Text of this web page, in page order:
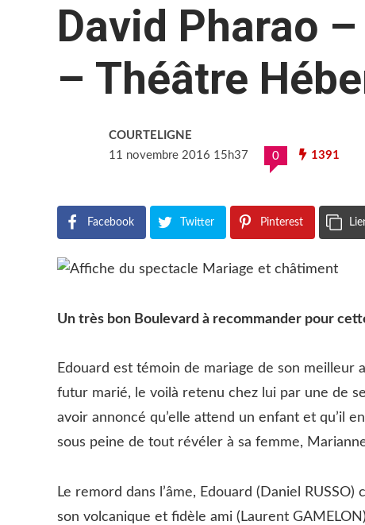
David Pharao
– Théâtre
COURTELIGNE
11 novembre 2016 15h37
0 1391
Facebook Twitter Pinterest
Un très bon Boulevard à recommander pour
Edouard est témoin de mariage de son
futur marié, le voilà retenu chez lui par une de
avoir annoncé qu’elle attend un enfant et qu’il
sous peine de tout révéler à sa femme,
Le remord dans l’âme, Edouard (Daniel
son volcanique et fidèle ami (Laurent